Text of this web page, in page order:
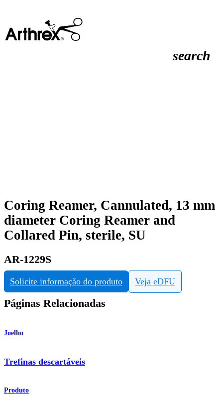
search
Coring Reamer, Cannulated, 13 mm
diameter Coring Reamer and
Collared Pin, sterile, SU
AR-1229S
Solicite informação do produto Veja eDFU
Páginas Relacionadas
Joelho
Trefinas descartáveis
Produto